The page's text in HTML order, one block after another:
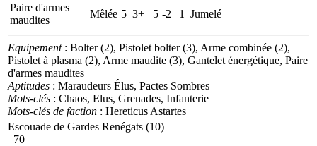
Paire d'armes
maudites
Mêlée 5 3+ 5 -2 1 Jumelé
Equipement: Bolter (2), Pistolet bolter (3), Arme combinée (2),
Pistolet à plasma (2), Arme maudite (3), Gantelet énergétique, Paire
d'armes maudites
Aptitudes : Maraudeurs Élus, Pactes Sombres
Mots-clés : Chaos, Elus, Grenades, Infanterie
Mots-clés de faction : Hereticus Astartes
Escouade de Gardes Renégats (10)
70